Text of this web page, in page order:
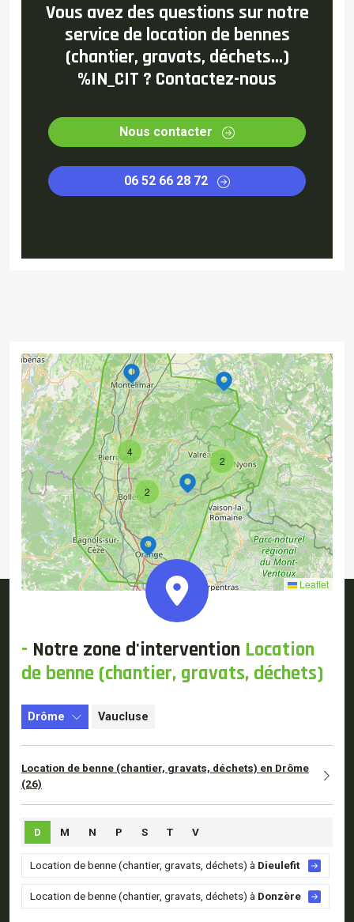
Vous avez des questions sur notre
service de location de bennes
(chantier, gravats, déchets...)
%IN_CIT ? Contactez-nous
Nous contacter
06 52 66 28 72
2
2
4
Leaflet
- Notre zone d'intervention Location
de benne (chantier, gravats, déchets)
Drôme Vaucluse
Location de benne (chantier, gravats, déchets) en Drôme
(26)
D M N P S T V
Location de benne (chantier, gravats, déchets) à Dieulefit
Location de benne (chantier, gravats, déchets) à Donzère